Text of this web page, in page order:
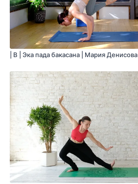
| B | Эка пада бакасана | Мария Денисова